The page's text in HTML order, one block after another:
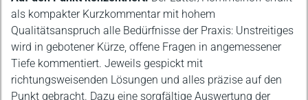
als kompakter Kurzkommentar mit hohem
Qualitätsanspruch alle Bedürfnisse der Praxis: Unstreitiges
wird in gebotener Kürze, offene Fragen in angemessener
Tiefe kommentiert. Jeweils gespickt mit
richtungsweisenden Lösungen und alles präzise auf den
Punkt gebracht. Dazu eine sorgfältige Auswertung der